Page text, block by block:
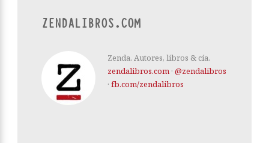
ZENDALIBROS.COM
Zenda. Autores, libros & cía.
zendalibros.com · @zendalibros
· fb.com/zendalibros